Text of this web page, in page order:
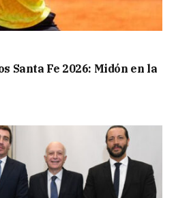
Santa Fe 2026: Midón en la